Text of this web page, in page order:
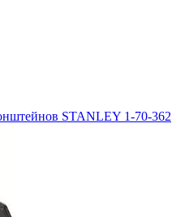
STANLEY 1-70-362